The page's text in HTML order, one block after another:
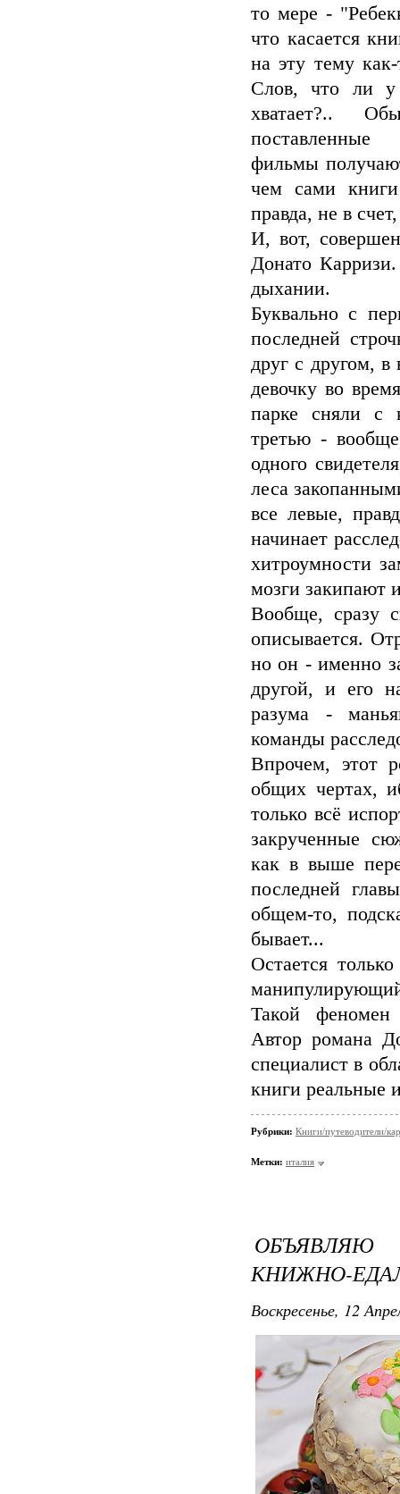
то мере -
что касается
на эту тему
Слов, что ли у
хватает?..
фильмы
чем сами
правда, не в
И, вот,
Донато
дыхании.
Буквально с
последней
друг с другом, в
девочку во
парке сняли с
третью -
одного
леса
все левые,
начинает
хитроумности
мозги закипают
Вообще, сразу
описывается.
но он - именно
другой, и его
разума -
команды
Впрочем, этот
общих чертах,
только всё
закрученные
как в выше
последней
общем-то,
бывает...
Остается
Такой феномен
Автор романа
специалист в
книги реальные
Рубрики: Книги/путеводители/
Метки: италия
КНИЖНО-
Воскресенье, 12